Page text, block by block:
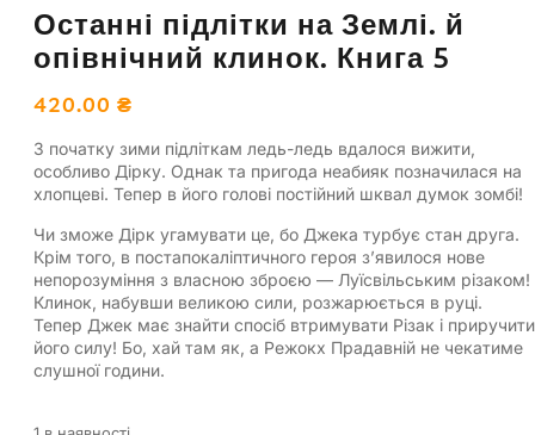
Останні підлітки на Землі. й
опівнічний клинок. Книга 5
420.00 ₴
З початку зими підліткам ледь-ледь вдалося вижити,
особливо Дірку. Однак та пригода неабияк позначилася на
хлопцеві. Тепер в його голові постійний шквал думок зомбі!
Чи зможе Дірк угамувати це, бо Джека турбує стан друга.
Крім того, в постапокаліптичного героя з’явилося нове
непорозуміння з власною зброєю — Луїсвільським різаком!
Клинок, набувши великою сили, розжарюється в руці.
Тепер Джек має знайти спосіб втримувати Різак і приручити
його силу! Бо, хай там як, а Режокх Прадавній не чекатиме
слушної години.